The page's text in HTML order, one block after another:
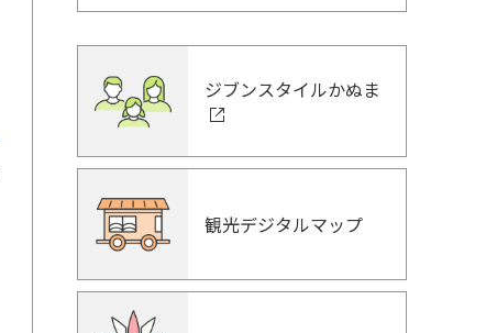
ジブンスタイルかぬま
観光デジタルマップ